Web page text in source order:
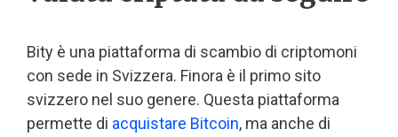
Bity è una piattaforma di scambio di criptomoni
con sede in Svizzera. Finora è il primo sito
svizzero nel suo genere. Questa piattaforma
permette di acquistare Bitcoin, ma anche di